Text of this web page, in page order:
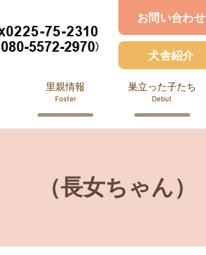
里親情報
Foster
巣立った子たち
Debut
お問い合わせ
犬舎紹介
長女ちゃん）